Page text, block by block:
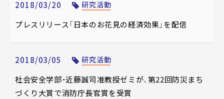
2018/03/20 研究活動
プレスリリース「日本のお花見の経済効果」を配信
2018/03/05 研究活動
社会安全学部・近藤誠司准教授ゼミが、第22回防災まち
づくり大賞で消防庁長官賞を受賞